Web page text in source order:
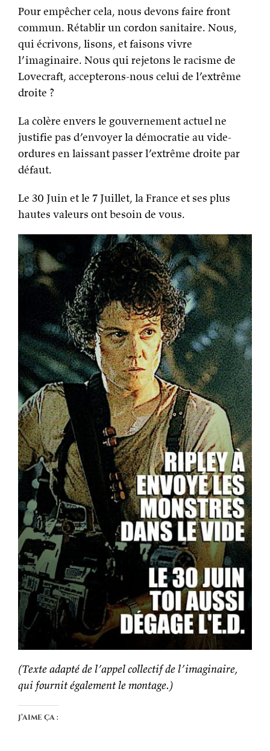
Pour empêcher cela, nous devons faire front
commun. Rétablir un cordon sanitaire. Nous,
qui écrivons, lisons, et faisons vivre
l’imaginaire. Nous qui rejetons le racisme de
Lovecraft, accepterons-nous celui de l’extrême
droite ?
La colère envers le gouvernement actuel ne
justifie pas d’envoyer la démocratie au vide-
ordures en laissant passer l’extrême droite par
défaut.
Le 30 Juin et le 7 Juillet, la France et ses plus
hautes valeurs ont besoin de vous.
(Texte adapté de l’appel collectif de l’imaginaire,
qui fournit également le montage.)
J’aime ça :